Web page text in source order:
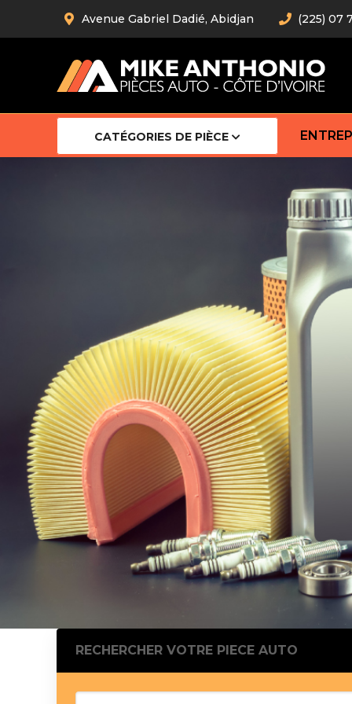
Avenue Gabriel Dadié, Abidjan (225) 07
CATÉGORIES DE PIÈCE
Barre
Barre
Robot
Bras
Cardan
Pistons
Feu
Bague
Bague
Calle
Chaine
RECHERCHER VOTRE PIECE AUTO